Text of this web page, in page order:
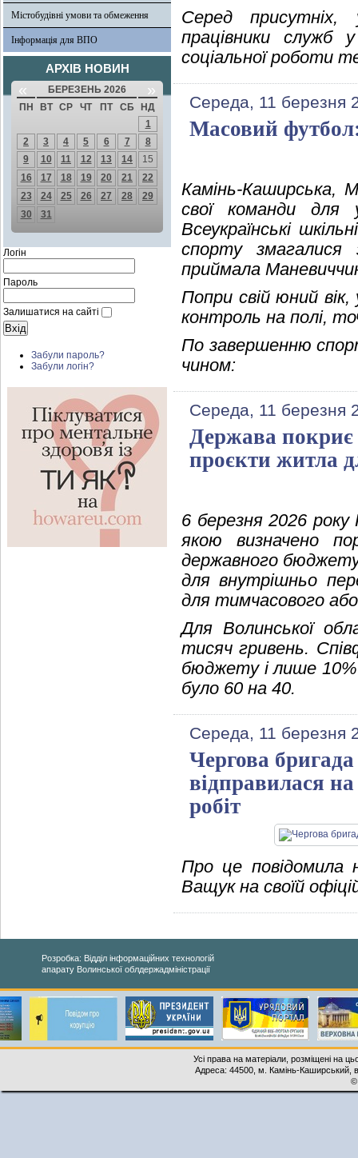
Містобудівні умови та обмеження
Інформація для ВПО
АРХІВ НОВИН
« БЕРЕЗЕНЬ 2026 »
ПН ВТ СР ЧТ ПТ СБ
НД
1
2
3 4 5 6 7
8
9
10 11 12 13 14
15
16
17 18 19 20 21
22
23
24 25 26 27 28
29
30
31
Логін
Пароль
Залишатися на сайті
Забули пароль?
Забули логін?
Серед присутніх,
працівники служб
соціальної роботи
Середа, 11 березня
Масовий
Камінь-Каширська,
свої команди для
Всеукраїнські
спорту змагалися
приймала
Попри свій юний
контроль на полі,
По завершенню
чином:
Середа, 11 березня
Держава покриє
проєкти житла
6 березня 2026 року
якою визначено
державного
для внутрішньо
для тимчасового
Для Волинської
тисяч гривень.
бюджету і лише 10%
було 60 на 40.
Середа, 11 березня
Чергова
відправилася
робіт
Про це повідомила
Ващук на своїй
Розробка: Відділ інформаційних технологій
апарату Волинської облдержадміністрації
Усі права на матеріали, розміщені на
Адреса: 44500, м. Камінь-Каширський,
©